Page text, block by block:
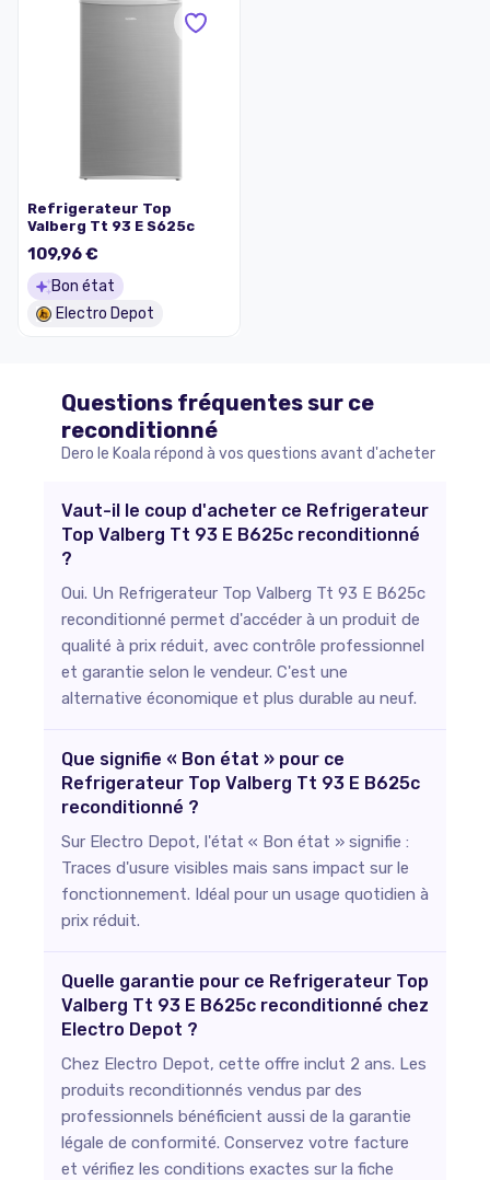
Refrigerateur Top
Valberg Tt 93 E S625c
109,96 €
Bon état
Electro Depot
Questions fréquentes sur ce
reconditionné
Dero le Koala répond à vos questions avant d'acheter
Vaut-il le coup d'acheter ce Refrigerateur
Top Valberg Tt 93 E B625c reconditionné
?
Oui. Un Refrigerateur Top Valberg Tt 93 E B625c
reconditionné permet d'accéder à un produit de
qualité à prix réduit, avec contrôle professionnel
et garantie selon le vendeur. C'est une
alternative économique et plus durable au neuf.
Que signifie « Bon état » pour ce
Refrigerateur Top Valberg Tt 93 E B625c
reconditionné ?
Sur Electro Depot, l'état « Bon état » signifie :
Traces d'usure visibles mais sans impact sur le
fonctionnement. Idéal pour un usage quotidien à
prix réduit.
Quelle garantie pour ce Refrigerateur Top
Valberg Tt 93 E B625c reconditionné chez
Electro Depot ?
Chez Electro Depot, cette offre inclut 2 ans. Les
produits reconditionnés vendus par des
professionnels bénéficient aussi de la garantie
légale de conformité. Conservez votre facture
et vérifiez les conditions exactes sur la fiche